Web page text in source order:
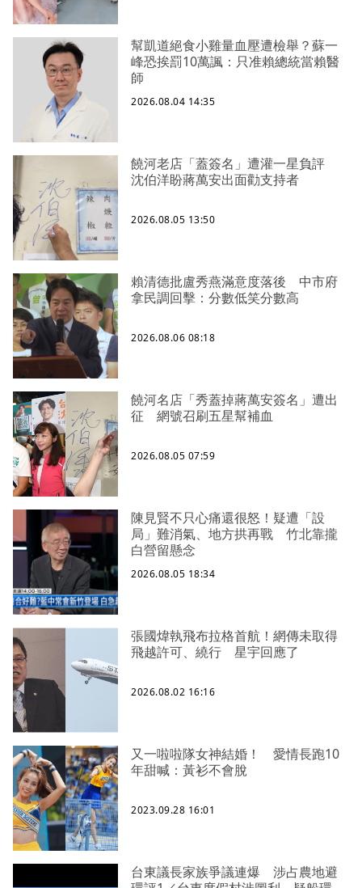
幫凱道絕食小雞量血壓遭檢舉？蘇一
峰恐挨罰10萬諷：只准賴總統當賴醫
師
2026.08.04 14:35
饒河老店「蓋簽名」遭灌一星負評
沈伯洋盼蔣萬安出面勸支持者
2026.08.05 13:50
賴清德批盧秀燕滿意度落後 中市府
拿民調回擊：分數低笑分數高
2026.08.06 08:18
饒河名店「秀蓋掉蔣萬安簽名」遭出
征 網號召刷五星幫補血
2026.08.05 07:59
陳見賢不只心痛還很怒！疑遭「設
局」難消氣、地方拱再戰 竹北靠攏
白營留懸念
2026.08.05 18:34
張國煒執飛布拉格首航！網傳未取得
飛越許可、繞行 星宇回應了
2026.08.02 16:16
又一啦啦隊女神結婚！ 愛情長跑10
年甜喊：黃衫不會脫
2023.09.28 16:01
台東議長家族爭議連爆 涉占農地避